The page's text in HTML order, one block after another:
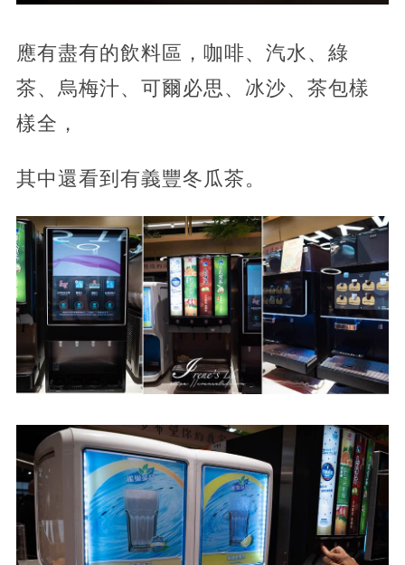
應有盡有的飲料區，咖啡、汽水、綠
茶、烏梅汁、可爾必思、冰沙、茶包樣
樣全，
其中還看到有義豐冬瓜茶。